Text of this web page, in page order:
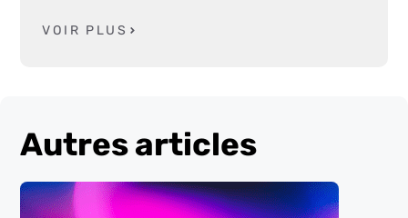
VOIR PLUS
Autres articles